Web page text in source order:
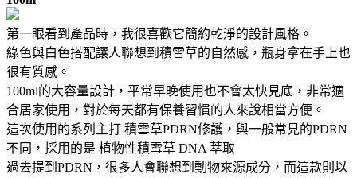
第一眼看到產品時，我很喜歡它簡約乾淨的設計風格。
綠色與白色搭配讓人聯想到積雪草的自然感，瓶身拿在手上也
很有質感。
100ml的大容量設計，平常早晚使用也不會太快見底，非常適
合居家使用，對於每天都有保養習慣的人來說相當方便。
這次使用的系列主打 積雪草PDRN修護，與一般常見的PDRN
不同，採用的是 植物性積雪草 DNA 萃取
過去提到PDRN，很多人會聯想到動物來源成分，而這款則以